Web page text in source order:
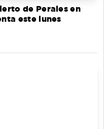
de Perales en
este lunes